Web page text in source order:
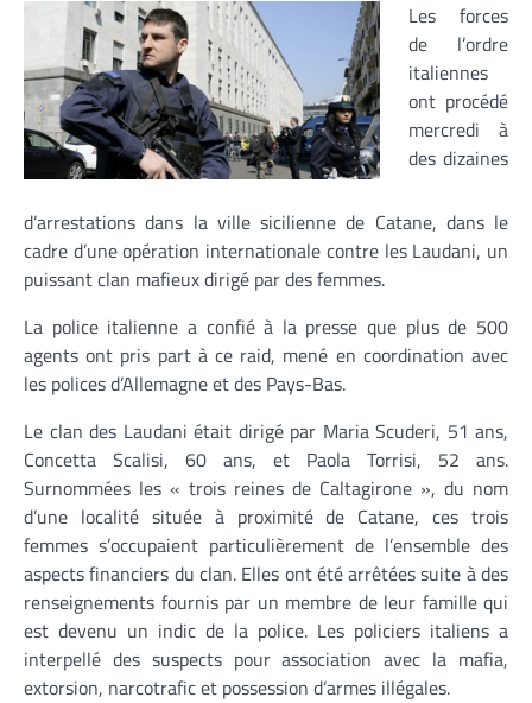
Les forces
de l’ordre
italiennes
ont procédé
mercredi à
des dizaines
d’arrestations dans la ville sicilienne de Catane, dans le
cadre d’une opération internationale contre les Laudani, un
puissant clan mafieux dirigé par des femmes.
La police italienne a confié à la presse que plus de 500
agents ont pris part à ce raid, mené en coordination avec
les polices d’Allemagne et des Pays-Bas.
Le clan des Laudani était dirigé par Maria Scuderi, 51 ans,
Concetta Scalisi, 60 ans, et Paola Torrisi, 52 ans.
Surnommées les « trois reines de Caltagirone », du nom
d’une localité située à proximité de Catane, ces trois
femmes s’occupaient particulièrement de l’ensemble des
aspects financiers du clan. Elles ont été arrêtées suite à des
renseignements fournis par un membre de leur famille qui
est devenu un indic de la police. Les policiers italiens a
interpellé des suspects pour association avec la mafia,
extorsion, narcotrafic et possession d’armes illégales.